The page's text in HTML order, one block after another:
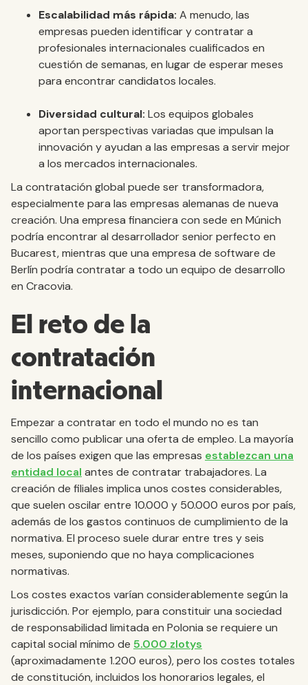
Escalabilidad más rápida: A menudo, las
empresas pueden identificar y contratar a
profesionales internacionales cualificados en
cuestión de semanas, en lugar de esperar meses
para encontrar candidatos locales.
Diversidad cultural: Los equipos globales
aportan perspectivas variadas que impulsan la
innovación y ayudan a las empresas a servir mejor
a los mercados internacionales.
La contratación global puede ser transformadora,
especialmente para las empresas alemanas de nueva
creación. Una empresa financiera con sede en Múnich
podría encontrar al desarrollador senior perfecto en
Bucarest, mientras que una empresa de software de
Berlín podría contratar a todo un equipo de desarrollo
en Cracovia.
El reto de la
contratación
internacional
Empezar a contratar en todo el mundo no es tan
sencillo como publicar una oferta de empleo. La mayoría
de los países exigen que las empresas establezcan una
entidad local antes de contratar trabajadores. La
creación de filiales implica unos costes considerables,
que suelen oscilar entre 10.000 y 50.000 euros por país,
además de los gastos continuos de cumplimiento de la
normativa. El proceso suele durar entre tres y seis
meses, suponiendo que no haya complicaciones
normativas.
Los costes exactos varían considerablemente según la
jurisdicción. Por ejemplo, para constituir una sociedad
de responsabilidad limitada en Polonia se requiere un
capital social mínimo de 5.000 zlotys
(aproximadamente 1.200 euros), pero los costes totales
de constitución, incluidos los honorarios legales, el